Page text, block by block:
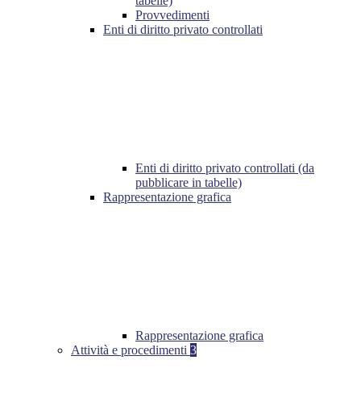
Provvedimenti
Enti di diritto privato controllati
Enti di diritto privato controllati (da
pubblicare in tabelle)
Rappresentazione grafica
Rappresentazione grafica
Attività e procedimenti 3